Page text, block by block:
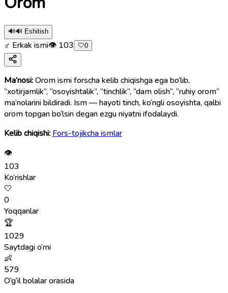
🔊🔊 Eshitish
♂ Erkak ismi👁 103 🤍0
Ma’nosi:Orom ismi forscha kelib chiqishga ega bo‘lib,
“xotirjamlik”, “osoyishtalik”, “tinchlik”, “dam olish”, “ruhiy orom”
ma’nolarini bildiradi. Ism — hayoti tinch, ko‘ngli osoyishta, qalbi
orom topgan bo‘lsin degan ezgu niyatni ifodalaydi.
Kelib chiqishi: Fors-tojikcha ismlar
👁
103
Ko‘rishlar
🤍
0
Yoqqanlar
🏆
1029
Saytdagi o‘rni
👶
579
O‘g‘il bolalar orasida